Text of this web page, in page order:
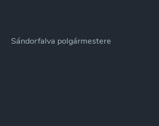
Sándorfalva polgármestere